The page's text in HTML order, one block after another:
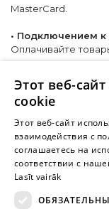
MasterCard.
• Подключением к
Оплачивайте
подключившись к
Вопросы по
Внимание!
Этот веб-
cookie
Этот веб-сайт
взаимодействия с
соглашаетесь на
соответствии с
Lasīt vairāk